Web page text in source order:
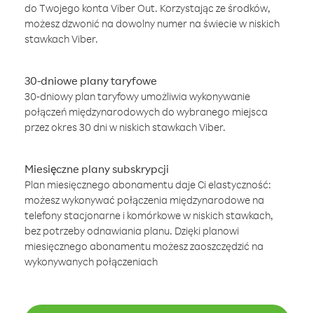
do Twojego konta Viber Out. Korzystając ze środków,
możesz dzwonić na dowolny numer na świecie w niskich
stawkach Viber.
30-dniowe plany taryfowe
30-dniowy plan taryfowy umożliwia wykonywanie
połączeń międzynarodowych do wybranego miejsca
przez okres 30 dni w niskich stawkach Viber.
Miesięczne plany subskrypcji
Plan miesięcznego abonamentu daje Ci elastyczność:
możesz wykonywać połączenia międzynarodowe na
telefony stacjonarne i komórkowe w niskich stawkach,
bez potrzeby odnawiania planu. Dzięki planowi
miesięcznego abonamentu możesz zaoszczędzić na
wykonywanych połączeniach